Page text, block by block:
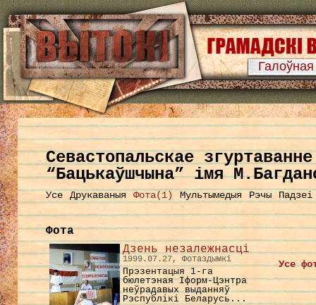
Галоўная
Севастопальскае
“Бацькаўшчына” імя
Усе Друкаваныя Фота(1) Мультымедыя Рэчы Падзеі
Фота
Дзень незалежнасці
1999.07.27, Фотаздымкі
Прэзентацыя 1-га
бюлетэная Іформ-Цэнтра
неўрадавых выданняў
Рэспублікі Беларусь...
Усе